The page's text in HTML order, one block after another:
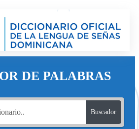
DE PALABRAS
Buscador